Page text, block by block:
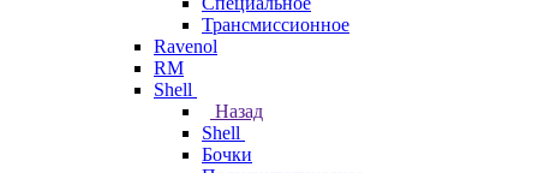
Трансмиссионное
Ravenol
RM
Shell
Назад
Shell
Бочки